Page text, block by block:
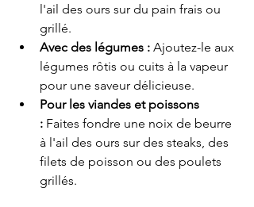
l'ail des ours sur du pain frais ou
grillé.
Avec des légumes : Ajoutez-le aux
légumes rôtis ou cuits à la vapeur
pour une saveur délicieuse.
Pour les viandes et poissons
: Faites fondre une noix de beurre
à l'ail des ours sur des steaks, des
filets de poisson ou des poulets
grillés.